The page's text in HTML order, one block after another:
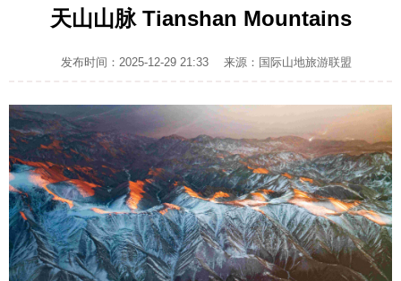
天山山脉 Tianshan Mountains
发布时间：2025-12-29 21:33 来源：国际山地旅游联盟